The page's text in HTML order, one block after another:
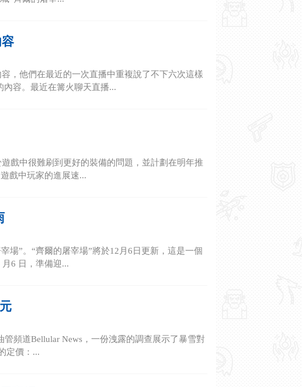
，他們在最近的一次直播中重複說了不下六次這樣
容。最近在篝火聊天直播...
戲中很難刷到更好的裝備的問題，並計劃在明年推
戲中玩家的進展速...
場”。“齊爾的屠宰場”將於12月6日更新，這是一個
6 日，準備迎...
頻道Bellular News，一份洩露的調查展示了暴雪對
定價：...